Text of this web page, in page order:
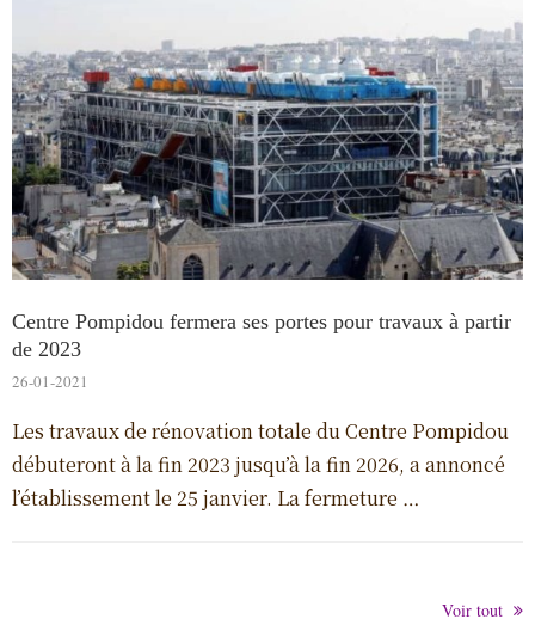
Centre Pompidou fermera ses portes pour travaux à partir
de 2023
26-01-2021
Les travaux de rénovation totale du Centre Pompidou
débuteront à la fin 2023 jusqu’à la fin 2026, a annoncé
l’établissement le 25 janvier. La fermeture …
Voir tout